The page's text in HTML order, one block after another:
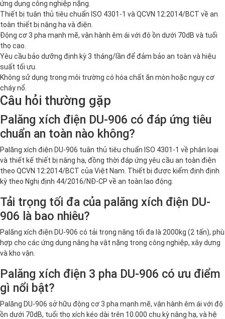
ứng dụng công nghiệp nặng.
Thiết bị tuân thủ tiêu chuẩn ISO 4301-1 và QCVN 12:2014/BCT về an
toàn thiết bị nâng hạ và điện.
Động cơ 3 pha mạnh mẽ, vận hành êm ái với độ ồn dưới 70dB và tuổi
thọ cao.
Yêu cầu bảo dưỡng định kỳ 3 tháng/lần để đảm bảo an toàn và hiệu
suất tối ưu.
Không sử dụng trong môi trường có hóa chất ăn mòn hoặc nguy cơ
cháy nổ.
Câu hỏi thường gặp
Palăng xích điện DU-906 có đáp ứng tiêu
chuẩn an toàn nào không?
Palăng xích điện DU-906 tuân thủ tiêu chuẩn ISO 4301-1 về phân loại
và thiết kế thiết bị nâng hạ, đồng thời đáp ứng yêu cầu an toàn điện
theo QCVN 12:2014/BCT của Việt Nam. Thiết bị được kiểm định định
kỳ theo Nghị định 44/2016/NĐ-CP về an toàn lao động.
Tải trọng tối đa của palăng xích điện DU-
906 là bao nhiêu?
Palăng xích điện DU-906 có tải trọng nâng tối đa là 2000kg (2 tấn), phù
hợp cho các ứng dụng nâng hạ vật nặng trong công nghiệp, xây dựng
và kho vận.
Palăng xích điện 3 pha DU-906 có ưu điểm
gì nổi bật?
Palăng DU-906 sở hữu động cơ 3 pha mạnh mẽ, vận hành êm ái với độ
ồn dưới 70dB, tuổi thọ xích kéo dài trên 10.000 chu kỳ nâng hạ, và hệ